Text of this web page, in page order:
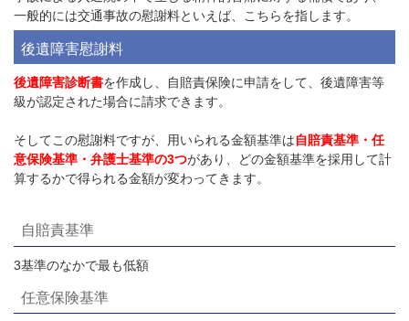
一般的には交通事故の慰謝料といえば、こちらを指します。
後遺障害慰謝料
後遺障害診断書を作成し、自賠責保険に申請をして、後遺障害等
級が認定された場合に請求できます。
そしてこの慰謝料ですが、用いられる金額基準は自賠責基準・任
意保険基準・弁護士基準の3つがあり、どの金額基準を採用して計
算するかで得られる金額が変わってきます。
自賠責基準
3基準のなかで最も低額
任意保険基準